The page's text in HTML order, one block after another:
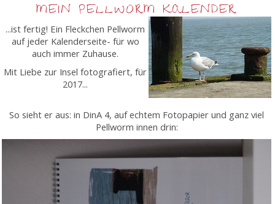
MEIN PELLWORM KALENDER
...ist fertig! Ein Fleckchen Pellworm
auf jeder Kalenderseite- für wo
auch immer Zuhause.
Mit Liebe zur Insel fotografiert, für
2017...
So sieht er aus: in DinA 4, auf echtem Fotopapier und ganz viel
Pellworm innen drin: